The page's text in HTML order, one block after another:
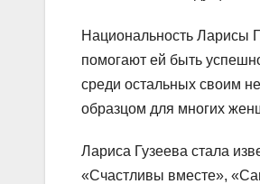
Национальность Ларисы
помогают ей быть
среди остальных своим
образцом для многих
Лариса Гузеева стала
«Счастливы вместе»,